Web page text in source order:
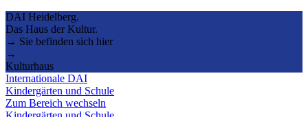
DAI Heidelberg.
Das Haus der Kultur.
→ Sie befinden sich hier
→
Kulturhaus
Internationale DAI
Kindergärten und Schule
Zum Bereich wechseln